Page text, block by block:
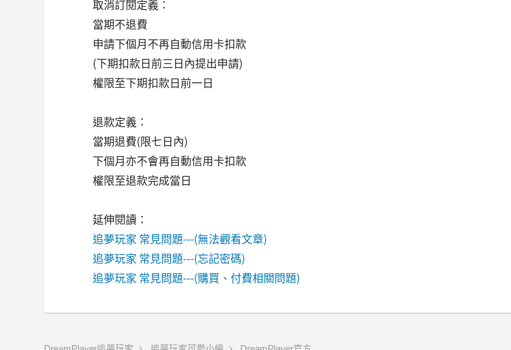
取消訂閱定義：
當期不退費
申請下個月不再自動信用卡扣款
(下期扣款日前三日內提出申請)
權限至下期扣款日前一日
退款定義：
當期退費(限七日內)
下個月亦不會再自動信用卡扣款
權限至退款完成當日
延伸閱讀：
追夢玩家 常見問題---(無法觀看文章)
追夢玩家 常見問題---(忘記密碼)
追夢玩家 常見問題---(購買、付費相關問題)